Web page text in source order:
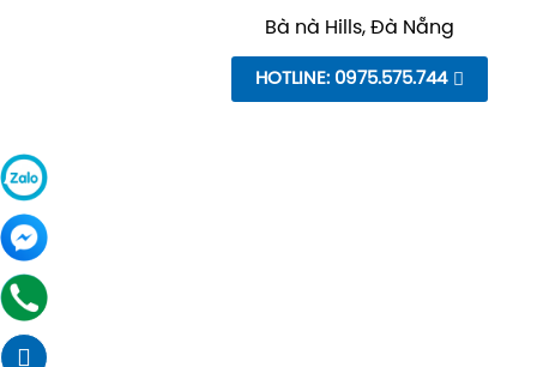
Bà nà Hills, Đà Nẵng
HOTLINE: 0975.575.744